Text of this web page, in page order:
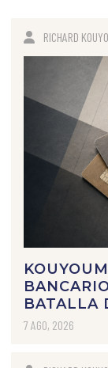
RICHARD
BATALLA
7 AGO, 2026